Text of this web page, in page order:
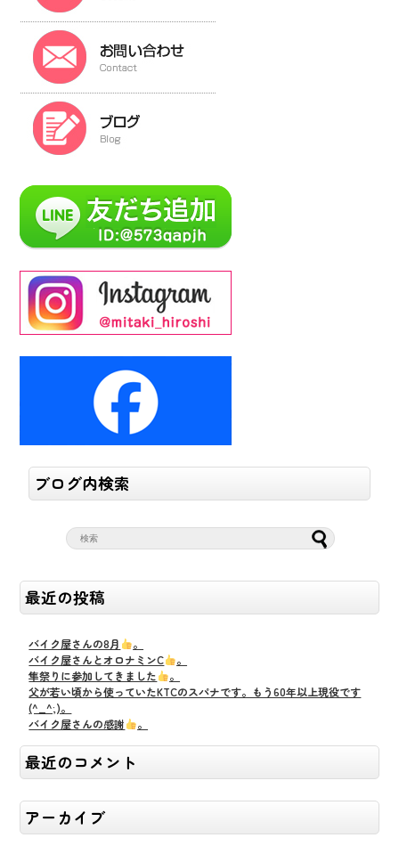
ブログ内検索
最近の投稿
バイク屋さんの8月
。
バイク屋さんとオロナミンC
。
隼祭りに参加してきました
。
父が若い頃から使っていたKTCのスパナです。もう60年以上現役です
(^_^;)。
バイク屋さんの感謝
。
最近のコメント
アーカイブ